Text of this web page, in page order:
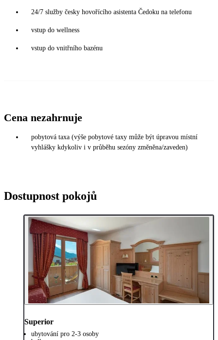
24/7 služby česky hovořícího asistenta Čedoku na telefonu
vstup do wellness
vstup do vnitřního bazénu
Cena nezahrnuje
pobytová taxa (výše pobytové taxy může být úpravou místní
vyhlášky kdykoliv i v průběhu sezóny změněna/zaveden)
Dostupnost pokojů
Superior
ubytování pro 2-3 osoby